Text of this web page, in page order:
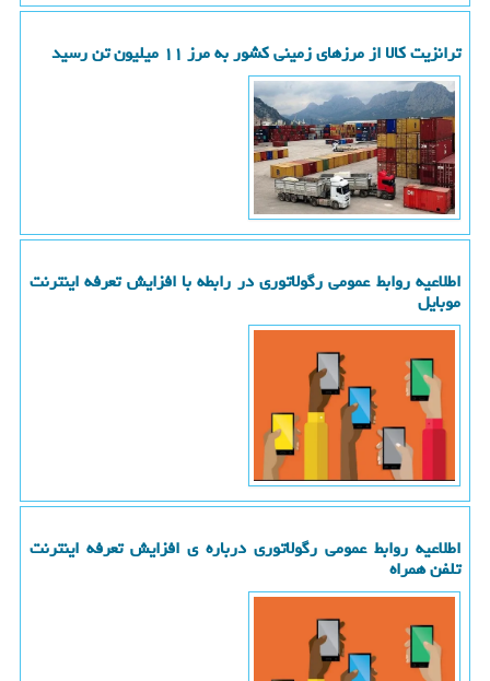
ترانزیت کالا از مرزهای زمینی کشور به مرز ۱۱ میلیون تن رسید
اطلاعیه روابط عمومی رگولاتوری در رابطه با افزایش تعرفه اینترنت
موبایل
اطلاعیه روابط عمومی رگولاتوری درباره ی افزایش تعرفه اینترنت
تلفن همراه